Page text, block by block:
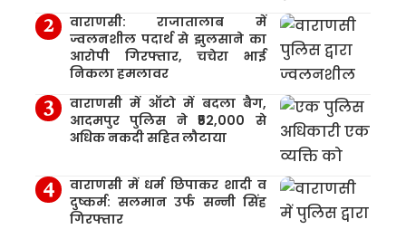
वाराणसी: राजातालाब में
ज्वलनशील पदार्थ से झुलसाने का
आरोपी गिरफ्तार, चचेरा भाई
निकला हमलावर
वाराणसी में ऑटो में बदला बैग,
आदमपुर पुलिस ने ₹52,000 से
अधिक नकदी सहित लौटाया
वाराणसी में धर्म छिपाकर शादी व
दुष्कर्म: सलमान उर्फ सन्नी सिंह
गिरफ्तार